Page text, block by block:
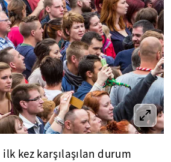
ilk kez karşılaşılan durum